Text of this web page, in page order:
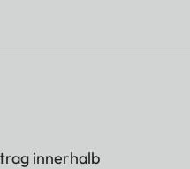
innerhalb